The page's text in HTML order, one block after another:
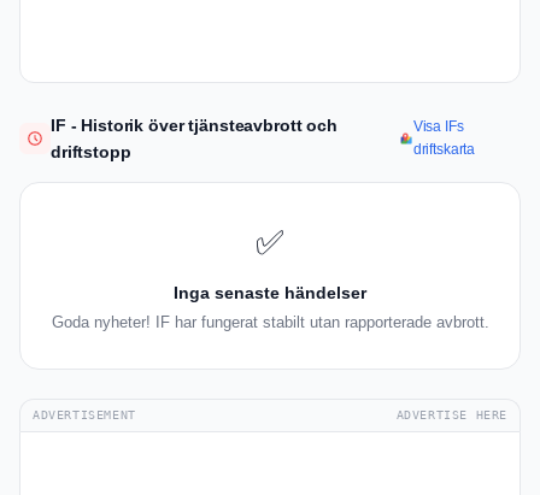
IF - Historik över tjänsteavbrott och
driftstopp
Visa IFs
driftskarta
✅
Inga senaste händelser
Goda nyheter! IF har fungerat stabilt utan rapporterade avbrott.
ADVERTISEMENT ADVERTISE HERE